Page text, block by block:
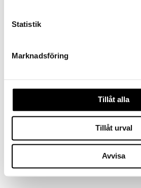
Statistik
Marknadsföring
Tillåt alla
Tillåt urval
Avvisa
Kontakta oss
Köpvillkor
Ångra köp
Norsk bokmål
Svenska